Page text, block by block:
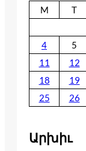
M
T
4
5
11
12
18
19
25
26
Արխիւ